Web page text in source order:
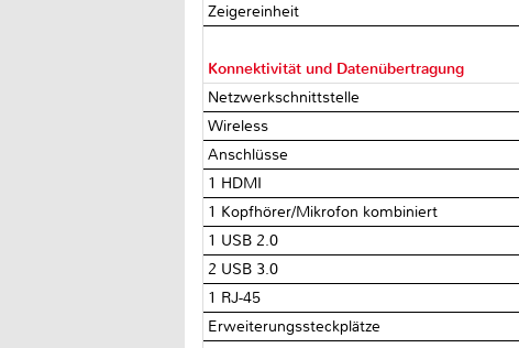
Zeigereinheit
Konnektivität und Datenübertragung
Netzwerkschnittstelle
Wireless
Anschlüsse
1 HDMI
1 Kopfhörer/Mikrofon kombiniert
1 USB 2.0
2 USB 3.0
1 RJ-45
Erweiterungssteckplätze